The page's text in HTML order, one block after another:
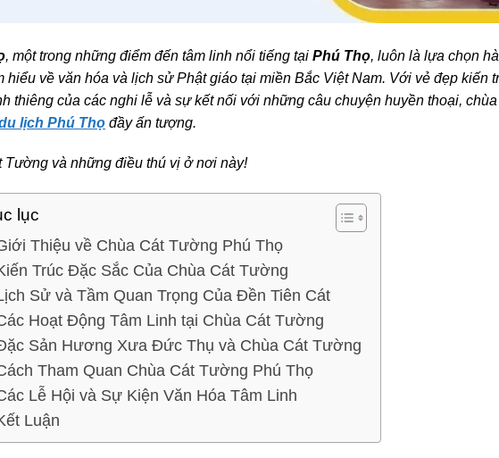
, một trong những điểm đến tâm linh nổi tiếng tại Phú Thọ, luôn là lựa chọn
hiểu về văn hóa và lịch sử Phật giáo tại miền Bắc Việt Nam. Với vẻ đẹp kiến
thiêng của các nghi lễ và sự kết nối với những câu chuyện huyền thoại, chùa
lịch Phú Thọ đầy ấn tượng.
Tường và những điều thú vị ở nơi này!
lục
Thiệu về Chùa Cát Tường Phú Thọ
Trúc Đặc Sắc Của Chùa Cát Tường
Sử và Tầm Quan Trọng Của Đền Tiên Cát
Hoạt Động Tâm Linh tại Chùa Cát Tường
Sản Hương Xưa Đức Thụ và Chùa Cát Tường
Tham Quan Chùa Cát Tường Phú Thọ
Lễ Hội và Sự Kiện Văn Hóa Tâm Linh
Luận